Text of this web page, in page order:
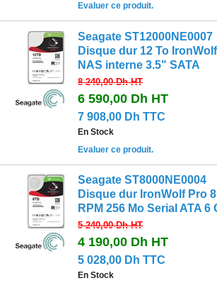
Evaluer ce produit.
Seagate ST12000NE0007
Disque dur 12 To
NAS interne 3.5" SATA
8 240,00 DhHT
6 590,00 Dh HT
7 908,00 Dh TTC
En Stock
Evaluer ce produit.
Seagate ST8000NE0004
Disque dur IronWolf Pro
RPM 256 Mo Serial ATA
5 240,00 DhHT
4 190,00 Dh HT
5 028,00 Dh TTC
En Stock